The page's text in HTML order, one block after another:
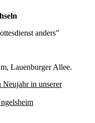
anders"
Lauenburger Allee.
Neujahr in unserer